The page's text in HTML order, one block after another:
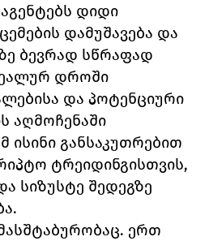
დიდი
დამუშავება და
ბევრად სწრაფად
დროში
და პოტენციური
აღმოჩენაში
ისინი განსაკუთრებით
ტრეიდინგისთვის,
სიზუსტე შედეგზე
ერთ